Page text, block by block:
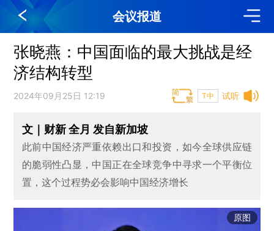
会议报道
张晓燕：中国面临的最大挑战是经
济结构转型
试听
2024年09月25日 12:19 T中
文｜财新 全月 发自新加坡
此前中国经济严重依赖出口和投资，如今全球供应链
的脆弱性凸显，中国正在全球竞争中寻求一个平衡位
置，这个过程势必会影响中国经济增长
原图